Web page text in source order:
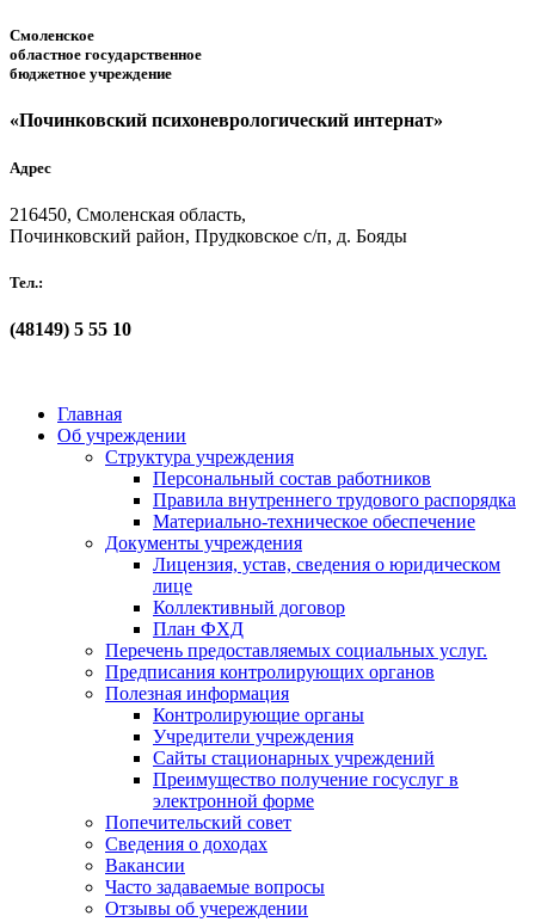
Смоленское
областное государственное
бюджетное учреждение
«Починковский психоневрологический интернат»
Адрес
216450, Смоленская область,
Починковский район, Прудковское с/п, д. Бояды
Тел.:
(48149) 5 55 10
Главная
Об учреждении
Структура учреждения
Персональный состав работников
Правила внутреннего трудового распорядка
Материально-техническое обеспечение
Документы учреждения
Лицензия, устав, сведения о юридическом
лице
Коллективный договор
План ФХД
Перечень предоставляемых социальных услуг.
Предписания контролирующих органов
Полезная информация
Контролирующие органы
Учредители учреждения
Сайты стационарных учреждений
Преимущество получение госуслуг в
электронной форме
Попечительский совет
Сведения о доходах
Вакансии
Часто задаваемые вопросы
Отзывы об учереждении